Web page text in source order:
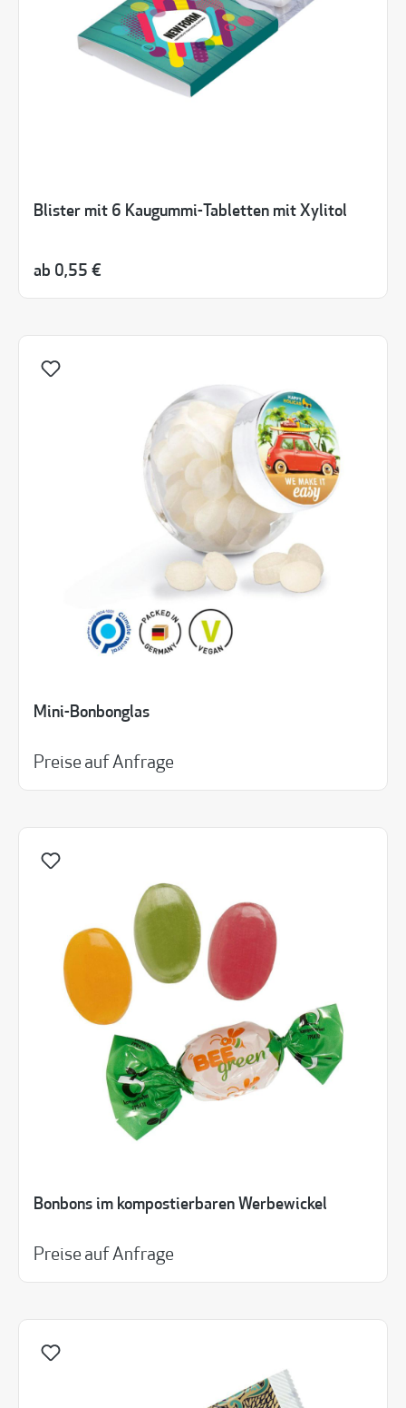
Blister mit 6 Kaugummi-Tabletten mit Xylitol
ab 0,55 €
Mini-Bonbonglas
Preise auf Anfrage
Bonbons im kompostierbaren Werbewickel
Preise auf Anfrage